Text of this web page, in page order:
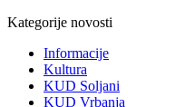
Kategorije novosti
Informacije
Kultura
KUD Soljani
KUD Vrbanja